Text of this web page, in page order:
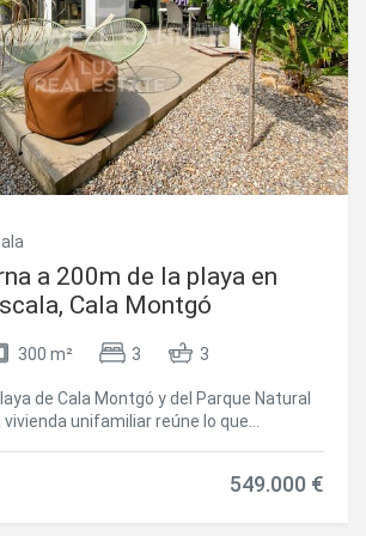
la altura: calefacción por suelo radiante,
con doble acristalamiento y
sistema de aspiración centralizada y
caliente mediante paneles solares.
a 200m de la playa en
Cala Montgó
300 m² 3 3
de Cala Montgó y del Parque Natural
unifamiliar reúne lo que
de estar diáfana salón con549.000 €